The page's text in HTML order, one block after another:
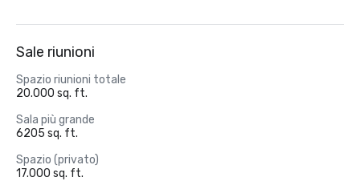
Sale riunioni
Spazio riunioni totale
20.000 sq. ft.
Sala più grande
6205 sq. ft.
Spazio (privato)
17.000 sq. ft.